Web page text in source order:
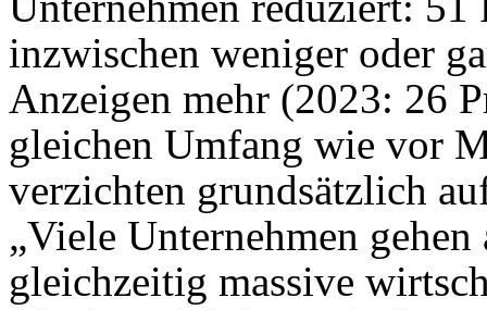
inzwischen weniger oder
Anzeigen mehr (2023: 26
gleichen Umfang wie vor
verzichten grundsätzlich
„Viele Unternehmen
gleichzeitig massive